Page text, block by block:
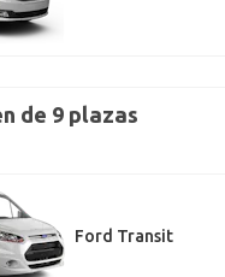
de 9 plazas
Ford Transit